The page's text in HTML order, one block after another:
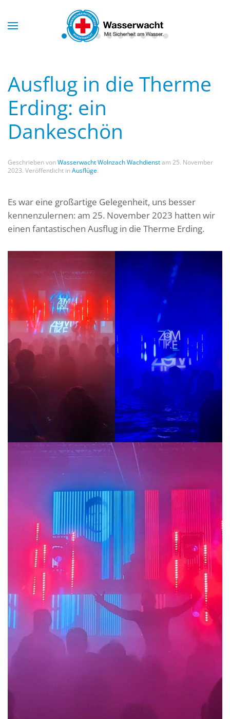
Skip to main content
Ausflug in die Therme
Erding: ein
Dankeschön
Geschrieben vonWasserwacht Wolnzach Wachdienstam 25. November
2023. Veröffentlicht inAusflüge.
Es war eine großartige Gelegenheit, uns besser
kennenzulernen: am 25. November 2023 hatten wir
einen fantastischen Ausflug in die Therme Erding.